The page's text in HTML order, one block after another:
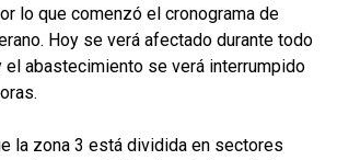
lo que comenzó el cronograma de
Hoy se verá afectado durante todo
el abastecimiento se verá interrumpido
la zona 3 está dividida en sectores